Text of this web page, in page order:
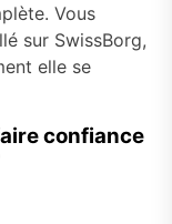
Vous
sur SwissBorg,
elle se
confiance